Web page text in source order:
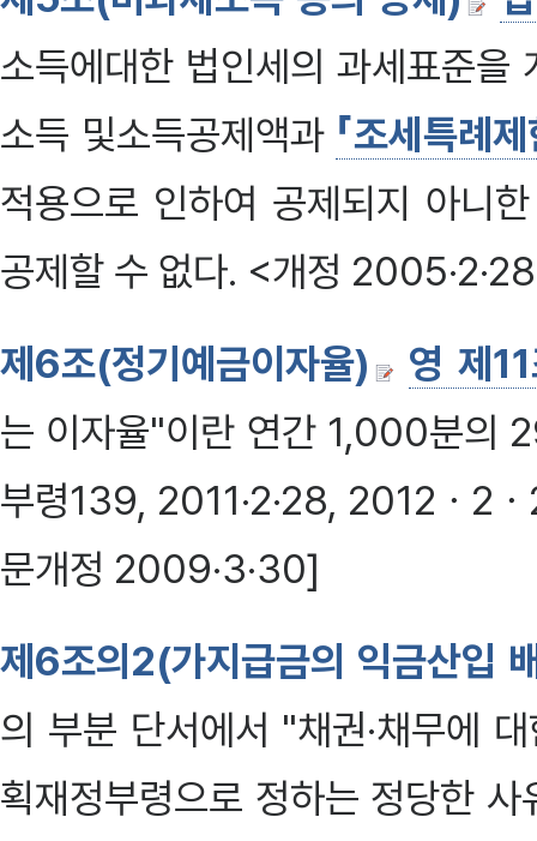
소득에대한 법인세의 과세표준을
소득 및소득공제액과 「조세특례
적용으로 인하여 공제되지 아니
공제할 수 없다. <개정
제6조(정기예금이자율)
영 제
는 이자율"이란 연간 1,000분의
부령139, 2011·2·28, 2012ㆍ2
문개정 2009·3·30]
제6조의2(가지급금의 익금산입
의 부분 단서에서 "채권·채무에
획재정부령으로 정하는 정당한